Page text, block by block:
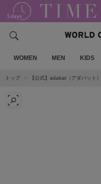
WOMEN MEN KIDS
トップ 【公式】adabat（アダバット